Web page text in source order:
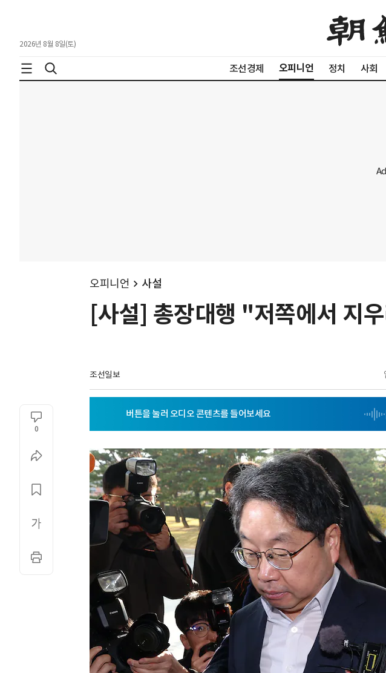
2026년 8월 8일(토)
조선경제 오피니언 정치 사회
오피니언 사설
[사설] 총장대행 "저쪽에서 지
조선일보
0